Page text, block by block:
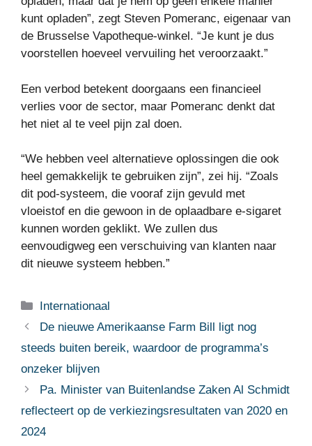
kunt opladen”, zegt Steven Pomeranc, eigenaar van
de Brusselse Vapotheque-winkel. “Je kunt je dus
voorstellen hoeveel vervuiling het veroorzaakt.”
Een verbod betekent doorgaans een financieel
verlies voor de sector, maar Pomeranc denkt dat
het niet al te veel pijn zal doen.
“We hebben veel alternatieve oplossingen die ook
heel gemakkelijk te gebruiken zijn”, zei hij. “Zoals
dit pod-systeem, die vooraf zijn gevuld met
vloeistof en die gewoon in de oplaadbare e-sigaret
kunnen worden geklikt. We zullen dus
eenvoudigweg een verschuiving van klanten naar
dit nieuwe systeem hebben.”
Categorieën
Internationaal
De nieuwe Amerikaanse Farm Bill ligt nog
steeds buiten bereik, waardoor de programma’s
onzeker blijven
Pa. Minister van Buitenlandse Zaken Al Schmidt
reflecteert op de verkiezingsresultaten van 2020 en
2024